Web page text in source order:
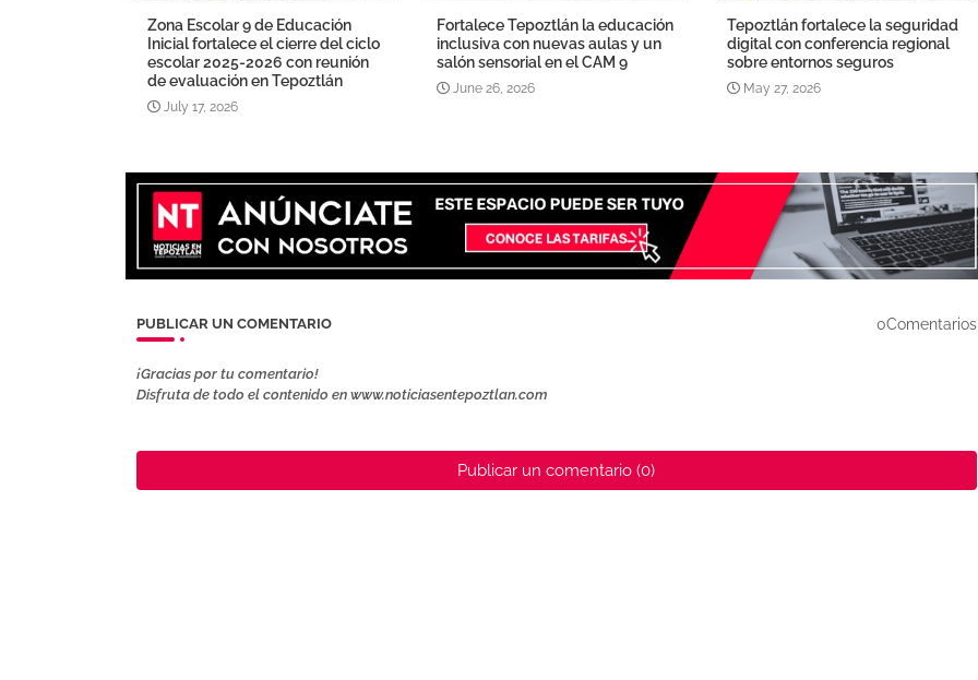
Zona Escolar 9 de Educación
Inicial fortalece el cierre del ciclo
escolar 2025-2026 con reunión
de evaluación en Tepoztlán
July 17, 2026
Fortalece Tepoztlán la educación
inclusiva con nuevas aulas y un
salón sensorial en el CAM 9
June 26, 2026
Tepoztlán fortalece la seguridad
digital con conferencia regional
sobre entornos seguros
May 27, 2026
PUBLICAR UN COMENTARIO 0Comentarios
¡Gracias por tu comentario!
Disfruta de todo el contenido en www.noticiasentepoztlan.com
Publicar un comentario (0)